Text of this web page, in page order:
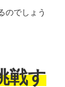
のでしょう
戦す